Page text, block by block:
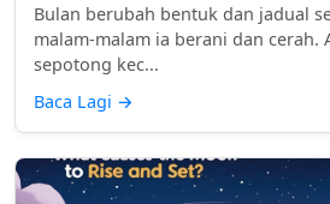
Bulan berubah bentuk dan jadual
malam-malam ia berani dan cerah.
sepotong kec...
Baca Lagi →